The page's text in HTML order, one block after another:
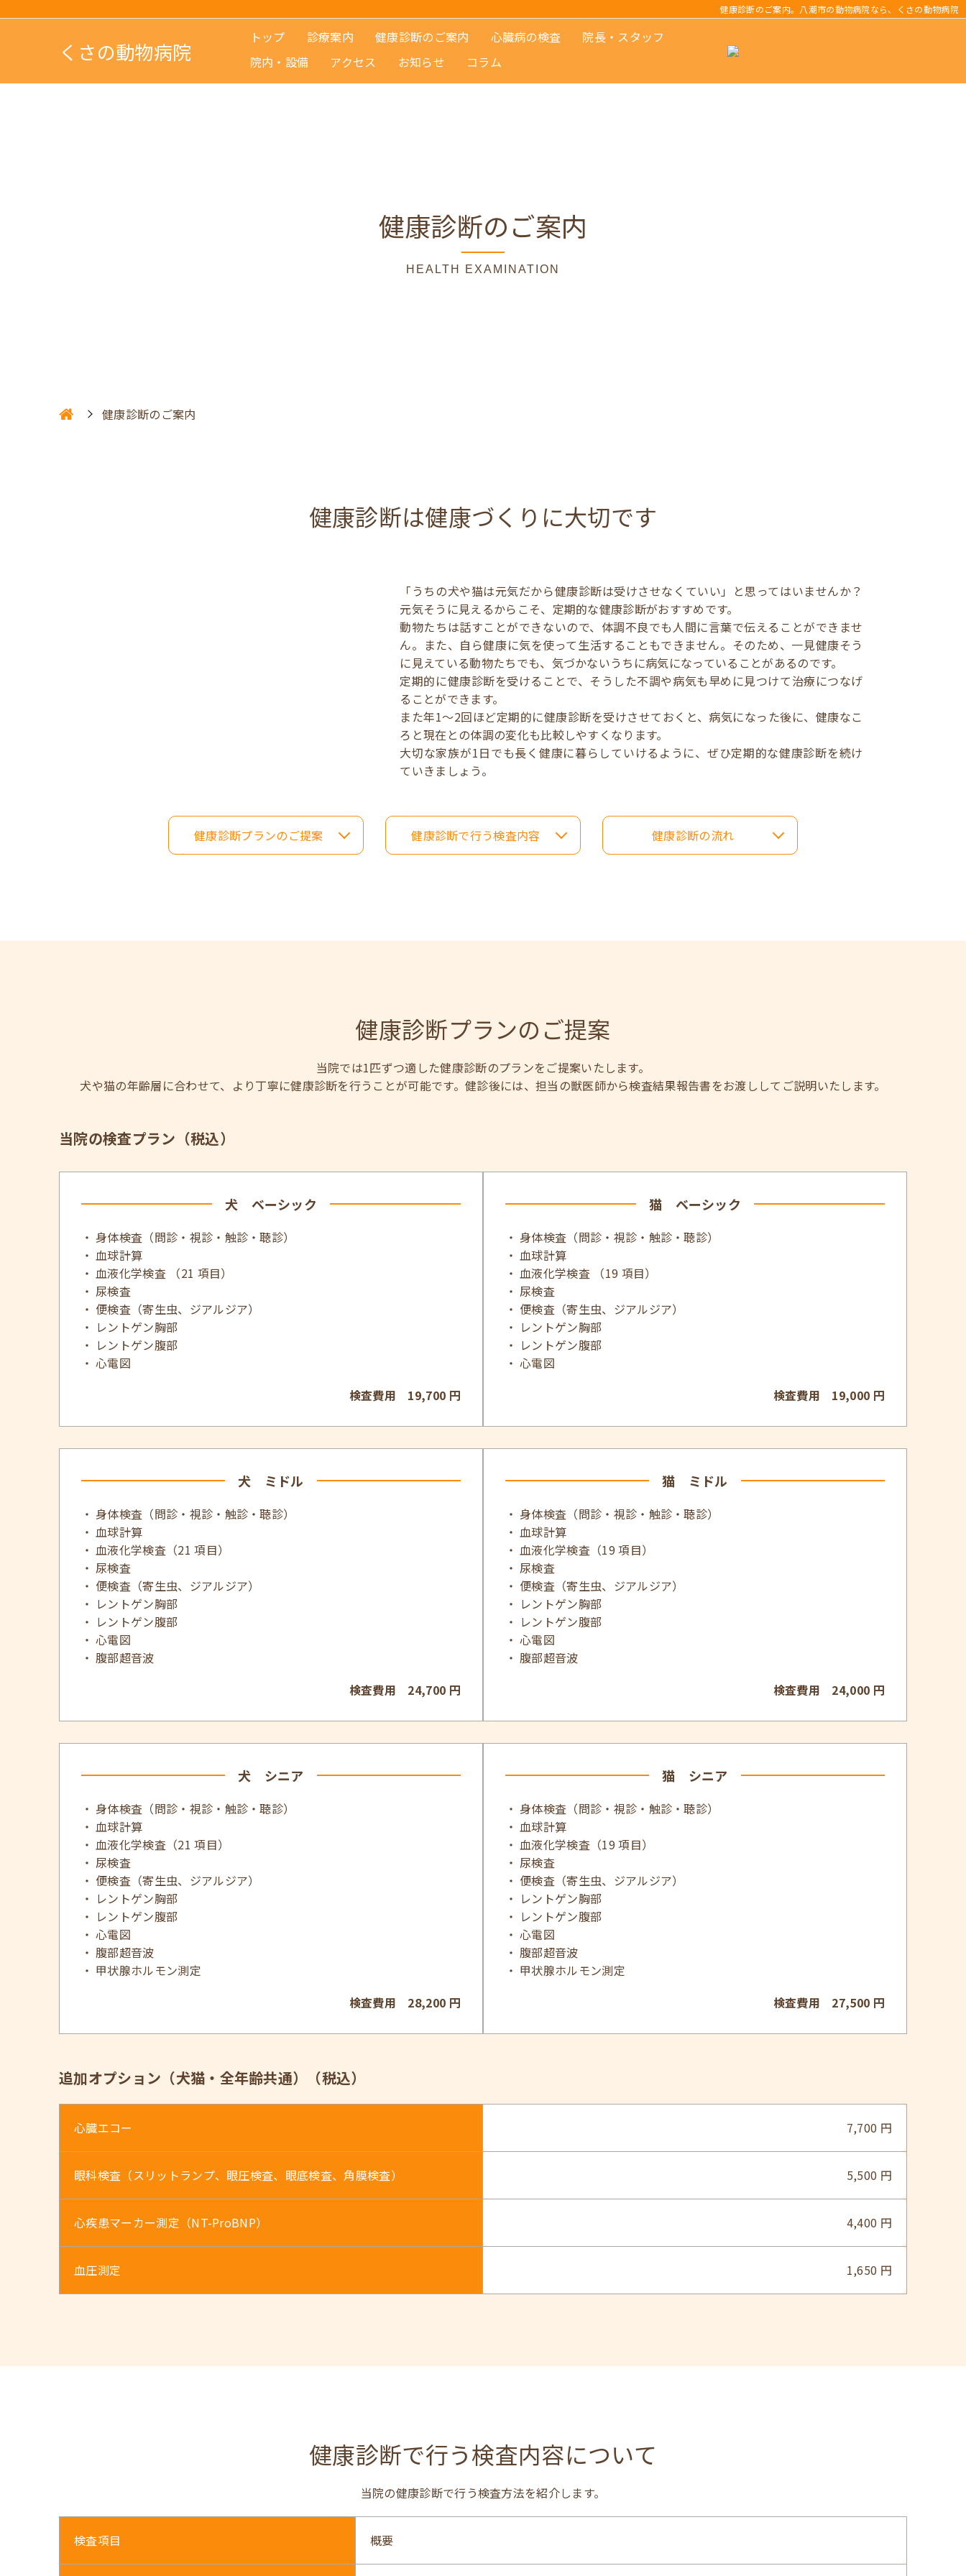
健康診断のご案内。八潮市の動物病院なら、くさの動物病院
くさの動物病院
トップ 診療案内 健康診断のご案内 心臓病の検査
院長・スタッフ
院内・設備
アクセス お知らせ コラム
健康診断のご案内
HEALTH EXAMINATION
健康診断のご案内
健康診断は健康づくりに大切です
「うちの犬や猫は元気だから健康診断は受けさせなくていい」と思ってはいませんか？
元気そうに見えるからこそ、定期的な健康診断がおすすめです。
動物たちは話すことができないので、体調不良でも人間に言葉で伝えることができませ
ん。また、自ら健康に気を使って生活することもできません。そのため、一見健康そう
に見えている動物たちでも、気づかないうちに病気になっていることがあるのです。
定期的に健康診断を受けることで、そうした不調や病気も早めに見つけて治療につなげ
ることができます。
また年1～2回ほど定期的に健康診断を受けさせておくと、病気になった後に、健康なこ
ろと現在との体調の変化も比較しやすくなります。
大切な家族が1日でも長く健康に暮らしていけるように、ぜひ定期的な健康診断を続け
ていきましょう。
健康診断プランのご提案 健康診断で行う検査内容 健康診断の流れ
健康診断プランのご提案
当院では1匹ずつ適した健康診断のプランをご提案いたします。
犬や猫の年齢層に合わせて、より丁寧に健康診断を行うことが可能です。健診後には、担当の獣医師から検査結果報告書をお渡ししてご説明いたします。
当院の検査プラン（税込）
犬 ベーシック
身体検査（問診・視診・触診・聴診）
血球計算
血液化学検査 （21 項目）
尿検査
便検査（寄生虫、ジアルジア）
レントゲン胸部
レントゲン腹部
心電図
検査費用 19,700 円
猫 ベーシック
身体検査（問診・視診・触診・聴診）
血球計算
血液化学検査 （19 項目）
尿検査
便検査（寄生虫、ジアルジア）
レントゲン胸部
レントゲン腹部
心電図
検査費用 19,000 円
犬 ミドル
身体検査（問診・視診・触診・聴診）
血球計算
血液化学検査（21 項目）
尿検査
便検査（寄生虫、ジアルジア）
レントゲン胸部
レントゲン腹部
心電図
腹部超音波
検査費用 24,700 円
猫 ミドル
身体検査（問診・視診・触診・聴診）
血球計算
血液化学検査（19 項目）
尿検査
便検査（寄生虫、ジアルジア）
レントゲン胸部
レントゲン腹部
心電図
腹部超音波
検査費用 24,000 円
犬 シニア
身体検査（問診・視診・触診・聴診）
血球計算
血液化学検査（21 項目）
尿検査
便検査（寄生虫、ジアルジア）
レントゲン胸部
レントゲン腹部
心電図
腹部超音波
甲状腺ホルモン測定
検査費用 28,200 円
猫 シニア
身体検査（問診・視診・触診・聴診）
血球計算
血液化学検査（19 項目）
尿検査
便検査（寄生虫、ジアルジア）
レントゲン胸部
レントゲン腹部
心電図
腹部超音波
甲状腺ホルモン測定
検査費用 27,500 円
追加オプション（犬猫・全年齢共通）（税込）
心臓エコー 7,700 円
眼科検査（スリットランプ、眼圧検査、眼底検査、角膜検査） 5,500 円
心疾患マーカー測定（NT-ProBNP） 4,400 円
血圧測定 1,650 円
健康診断で行う検査内容について
当院の健康診断で行う検査方法を紹介します。
検査項目 概要